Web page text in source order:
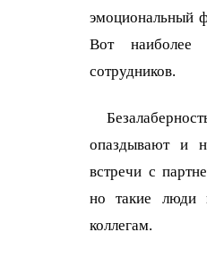
эмоциональный
Вот наиболее
сотрудников.
опаздывают и
встречи с
но такие люди
коллегам.